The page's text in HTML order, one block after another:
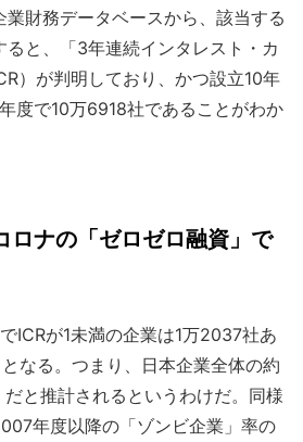
業財務データベースから、該当する
と、「3年連続インタレスト・カ
）が判明しており、かつ設立10年
度で10万6918社であることがわか
ロナの「ゼロゼロ融資」で
ICRが1未満の企業は1万2037社あ
なる。つまり、日本企業全体の約
だと推計されるというわけだ。同様
年度以降の「ゾンビ企業」率の